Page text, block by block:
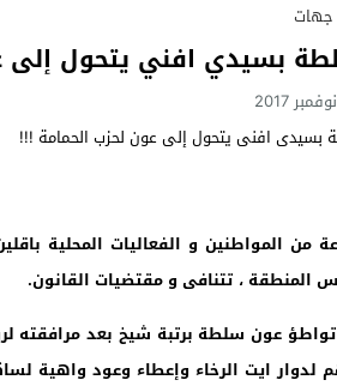
جهات
بسيدي افني يتحول إلى
من المواطنين و الفعاليات المحلية
المنطقة ، تتنافى و مقتضيات القانون.
عون سلطة برتبة شيخ بعد مرافقته
لدوار ايت الرخاء وإعطاء وعود واهية